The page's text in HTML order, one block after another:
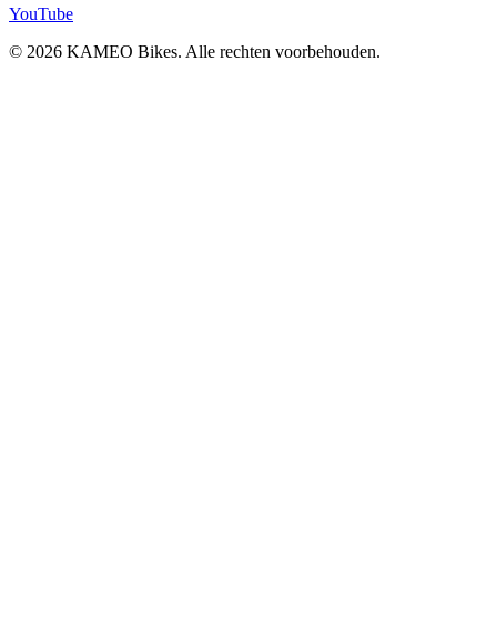
YouTube
© 2026 KAMEO Bikes. Alle rechten voorbehouden.